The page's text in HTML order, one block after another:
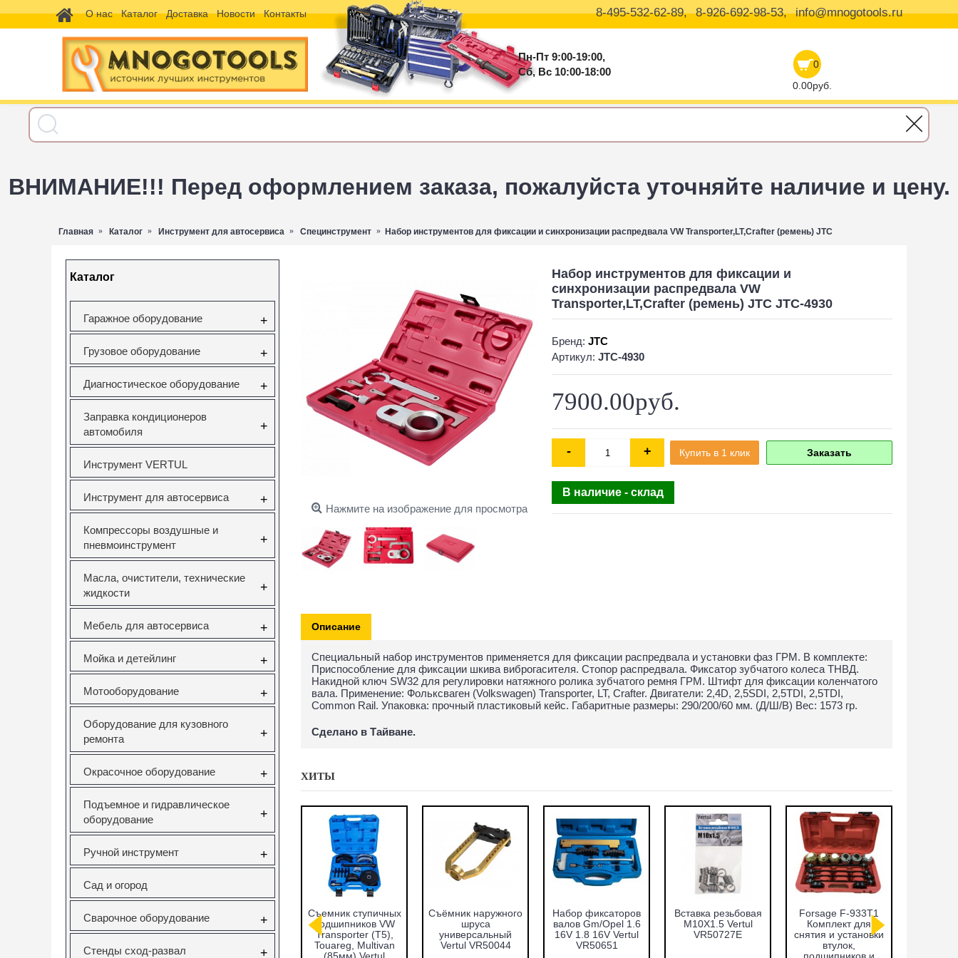
О нас Каталог Доставка Новости Контакты 8-495-532-62-89, 8-926-692-98-53, info@mnogotools.ru
Пн-Пт 9:00-19:00,
Сб, Вс 10:00-18:00
0
0.00руб.
ВНИМАНИЕ!!! Перед оформлением заказа, пожалуйста уточняйте наличие и цену.
Главная Каталог Инструмент для автосервиса Специнструмент Набор инструментов для фиксации и синхронизации распредвала VW Transporter,LT,Crafter (ремень) JTC
Каталог
Гаражное оборудование +
Грузовое оборудование +
Диагностическое оборудование +
Заправка кондиционеров
автомобиля
+
Инструмент VERTUL
Инструмент для автосервиса +
Компрессоры воздушные и
пневмоинструмент
+
Масла, очистители, технические
жидкости
+
Мебель для автосервиса +
Мойка и детейлинг +
Мотооборудование +
Оборудование для кузовного
ремонта
+
Окрасочное оборудование +
Подъемное и гидравлическое
оборудование
+
Ручной инструмент +
Сад и огород
Сварочное оборудование +
Стенды сход-развал +
Нажмите на изображение для просмотра
Набор инструментов для фиксации и
синхронизации распредвала VW
Transporter,LT,Crafter (ремень) JTC JTC-4930
Бренд: JTC
Артикул: JTC-4930
7900.00руб.
- + Купить в 1 клик Заказать
В наличие - склад
Описание
Специальный набор инструментов применяется для фиксации распредвала и установки фаз ГРМ. В комплекте:
Приспособление для фиксации шкива виброгасителя. Стопор распредвала. Фиксатор зубчатого колеса ТНВД.
Накидной ключ SW32 для регулировки натяжного ролика зубчатого ремня ГРМ. Штифт для фиксации коленчатого
вала. Применение: Фольксваген (Volkswagen) Transporter, LT, Crafter. Двигатели: 2,4D, 2,5SDI, 2,5TDI, 2,5TDI,
Common Rail. Упаковка: прочный пластиковый кейс. Габаритные размеры: 290/200/60 мм. (Д/Ш/В) Вес: 1573 гр.
Сделано в Тайване.
ХИТЫ
CT-A1346
СЪЕМНИК
САЙЛЕНТБЛОКОВ
ДЛЯ SAAB 9-5
Набор фиксаторов
валов VAG
FSI,TSI,TFSI
Съемник ступичных
подшипников VW
Transporter (T5),
Touareg, Multivan
Съёмник наружного
шруса
универсальный
Vertul VR50044
Набор фиксаторов
валов Gm/Opel 1.6
16V 1.8 16V Vertul
VR50651
Вставка резьбовая
M10X1.5 Vertul
VR50727E
Forsage F-933T1
Комплект для
снятия и установки
втулок,